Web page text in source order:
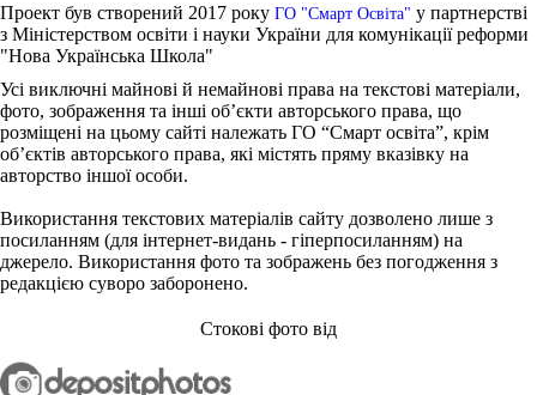
Проект був створений 2017 року ГО "Смарт Освіта" у партнерстві
з Міністерством освіти і науки України для комунікації реформи
"Нова Українська Школа"
Усі виключні майнові й немайнові права на текстові матеріали,
фото, зображення та інші об’єкти авторського права, що
розміщені на цьому сайті належать ГО “Смарт освіта”, крім
об’єктів авторського права, які містять пряму вказівку на
авторство іншої особи.
Використання текстових матеріалів сайту дозволено лише з
посиланням (для інтернет-видань - гіперпосиланням) на
джерело. Використання фото та зображень без погодження з
редакцією суворо заборонено.
Стокові фото від